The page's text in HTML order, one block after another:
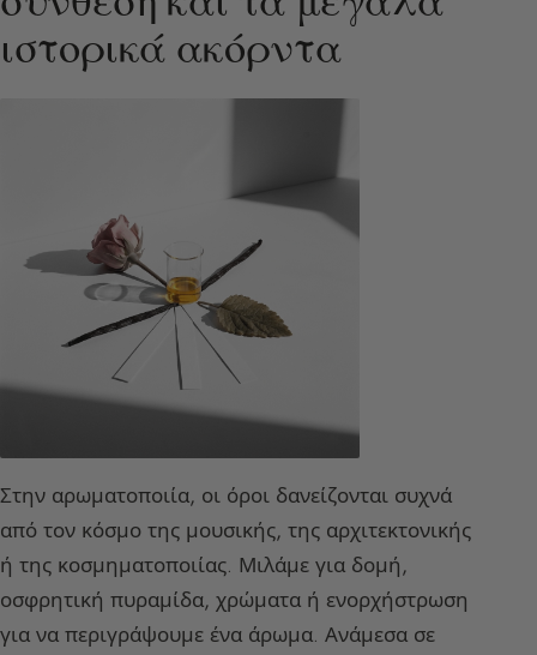
ιστορικά ακόρντα
Στην αρωματοποιία, οι όροι δανείζονται συχνά
από τον κόσμο της μουσικής, της αρχιτεκτονικής
ή της κοσμηματοποιίας. Μιλάμε για δομή,
οσφρητική πυραμίδα, χρώματα ή ενορχήστρωση
για να περιγράψουμε ένα άρωμα. Ανάμεσα σε